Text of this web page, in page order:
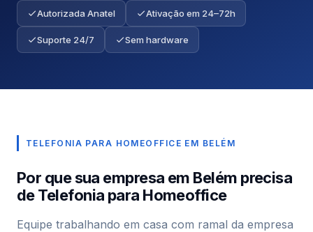
Autorizada Anatel Ativação em 24–72h
Suporte 24/7 Sem hardware
TELEFONIA PARA HOMEOFFICE EM BELÉM
Por que sua empresa em Belém precisa
de Telefonia para Homeoffice
Equipe trabalhando em casa com ramal da empresa